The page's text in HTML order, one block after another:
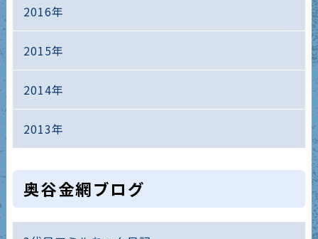
2016年
2015年
2014年
2013年
奥谷金網ブログ